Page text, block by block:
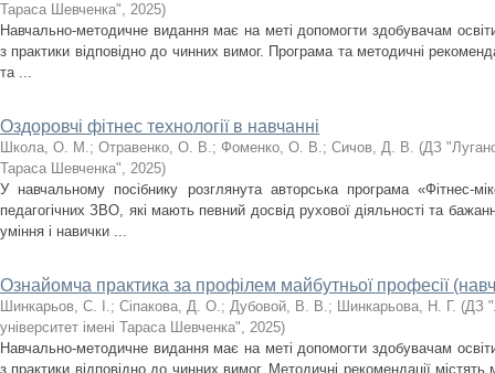
Тараса Шевченка", 2025)
Навчально-методичне видання має на меті допомогти здобувачам
з практики відповідно до чинних вимог. Програма та методичні
та ...
Оздоровчі фітнес технології в навчанні
Школа, О. М.; Отравенко, О. В.; Фоменко, О. В.; Сичов, Д. В. (ДЗ
Тараса Шевченка", 2025)
У навчальному посібнику розглянута авторська програма «Фітнес-
педагогічних ЗВО, які мають певний досвід рухової діяльності та
уміння і навички ...
Ознайомча практика за профілем майбутньої професії
Шинкарьов, С. І.; Сіпакова, Д. О.; Дубовой, В. В.; Шинкарьова, Н. Г. (ДЗ
університет імені Тараса Шевченка", 2025)
Навчально-методичне видання має на меті допомогти здобувачам
з практики відповідно до чинних вимог. Методичні рекомендації